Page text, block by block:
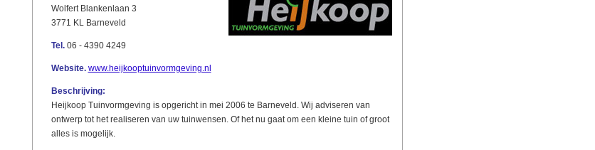
Wolfert Blankenlaan 3
3771 KL Barneveld
Tel.06 - 4390 4249
Website. www.heijkooptuinvormgeving.nl
Beschrijving:
Heijkoop Tuinvormgeving is opgericht in mei 2006 te Barneveld. Wij adviseren van
ontwerp tot het realiseren van uw tuinwensen. Of het nu gaat om een kleine tuin of groot
alles is mogelijk.